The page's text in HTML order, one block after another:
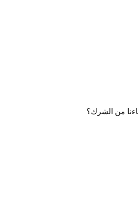
من الشرك؟